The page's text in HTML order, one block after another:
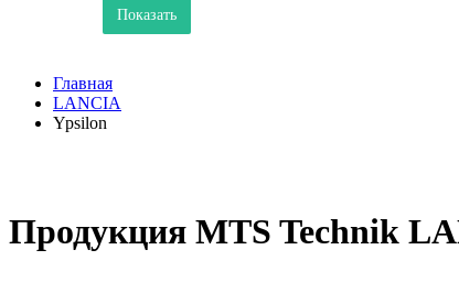
Показать
Главная
LANCIA
Ypsilon
Продукция MTS Technik